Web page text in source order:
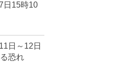
15時10
日～12日
恐れ